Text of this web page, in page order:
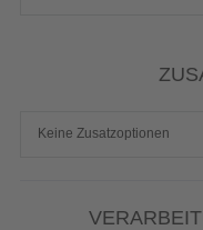
Keine Zusatzoptionen